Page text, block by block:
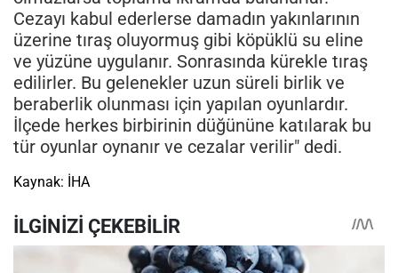
Cezayı kabul ederlerse damadın yakınlarının
üzerine tıraş oluyormuş gibi köpüklü su eline
ve yüzüne uygulanır. Sonrasında kürekle tıraş
edilirler. Bu gelenekler uzun süreli birlik ve
beraberlik olunması için yapılan oyunlardır.
İlçede herkes birbirinin düğününe katılarak bu
tür oyunlar oynanır ve cezalar verilir" dedi.
Kaynak: İHA